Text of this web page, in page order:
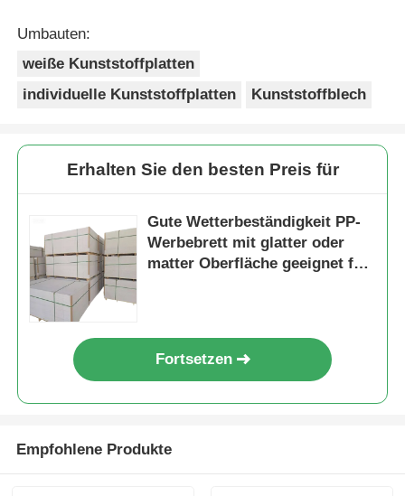
Umbauten:
weiße Kunststoffplatten
individuelle Kunststoffplatten
Kunststoffblech
Erhalten Sie den besten Preis für
Gute Wetterbeständigkeit PP-
Werbebrett mit glatter oder
matter Oberfläche geeignet für
Fortsetzen
Empfohlene Produkte